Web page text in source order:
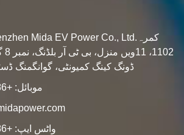
ڈونگ کینگ کمیونٹی، گوانگمنگ
موبائل: +86 18203692631
واٹس ایپ: +86 18203692631